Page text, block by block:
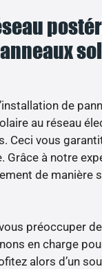
de
au réseau
Ceci vous
Grâce à notre
de manière
préoccuper
en charge
alors d’un